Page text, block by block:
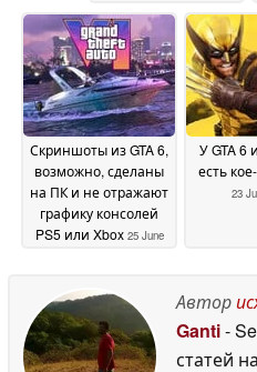
June 2026
Скриншоты из GTA 6,
возможно, сделаны
на ПК и не отражают
графику консолей
PS5 или Xbox 25 June
У GTA 6
есть
23
Автор
Ganti-
статей